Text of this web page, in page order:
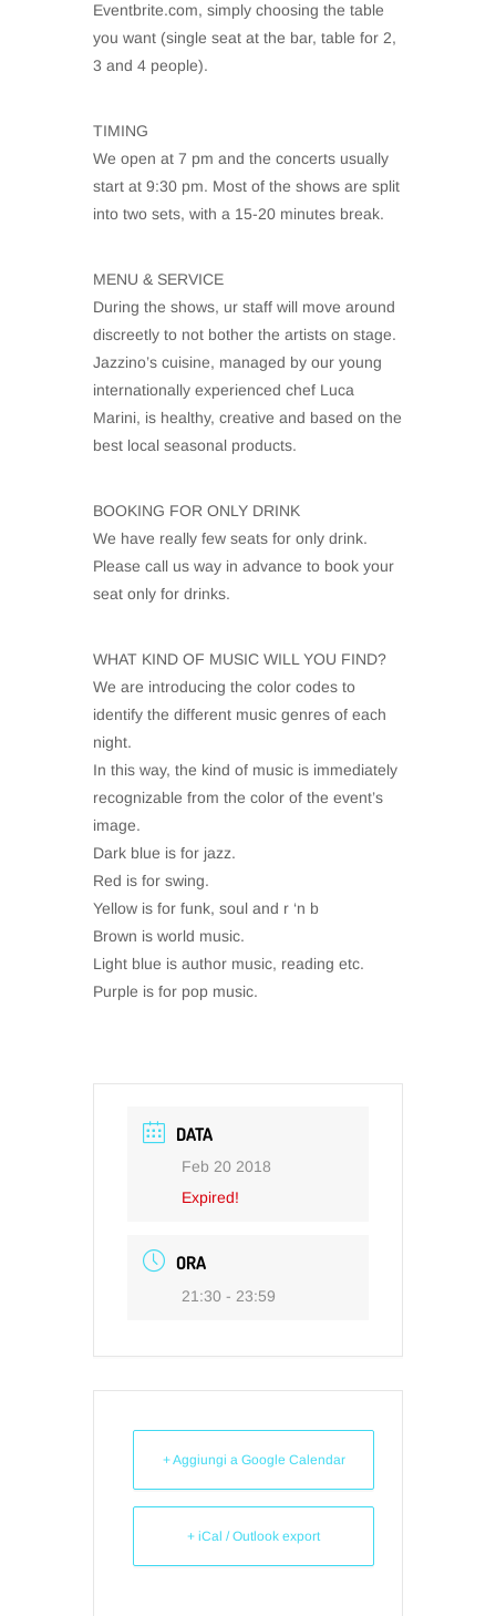
Eventbrite.com, simply choosing the table
you want (single seat at the bar, table for 2,
3 and 4 people).
TIMING
We open at 7 pm and the concerts usually
start at 9:30 pm. Most of the shows are split
into two sets, with a 15-20 minutes break.
MENU & SERVICE
During the shows, ur staff will move around
discreetly to not bother the artists on stage.
Jazzino’s cuisine, managed by our young
internationally experienced chef Luca
Marini, is healthy, creative and based on the
best local seasonal products.
BOOKING FOR ONLY DRINK
We have really few seats for only drink.
Please call us way in advance to book your
seat only for drinks.
WHAT KIND OF MUSIC WILL YOU FIND?
We are introducing the color codes to
identify the different music genres of each
night.
In this way, the kind of music is immediately
recognizable from the color of the event’s
image.
Dark blue is for jazz.
Red is for swing.
Yellow is for funk, soul and r ‘n b
Brown is world music.
Light blue is author music, reading etc.
Purple is for pop music.
DATA
Feb 20 2018
Expired!
ORA
21:30 - 23:59
+ Aggiungi a Google Calendar
+ iCal / Outlook export